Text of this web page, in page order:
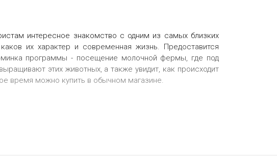
интересное знакомство с одним из самых близких
их характер и современная жизнь. Предоставится
программы - посещение молочной фермы, где под
этих животных, а также увидит, как происходит
время можно купить в обычном магазине.